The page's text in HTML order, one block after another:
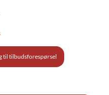
til tilbudsforespørsel